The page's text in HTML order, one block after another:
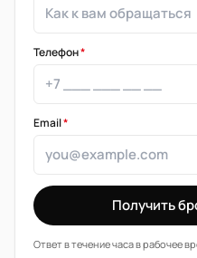
Телефон*
Email*
Получить
Ответ в течение часа в рабочее